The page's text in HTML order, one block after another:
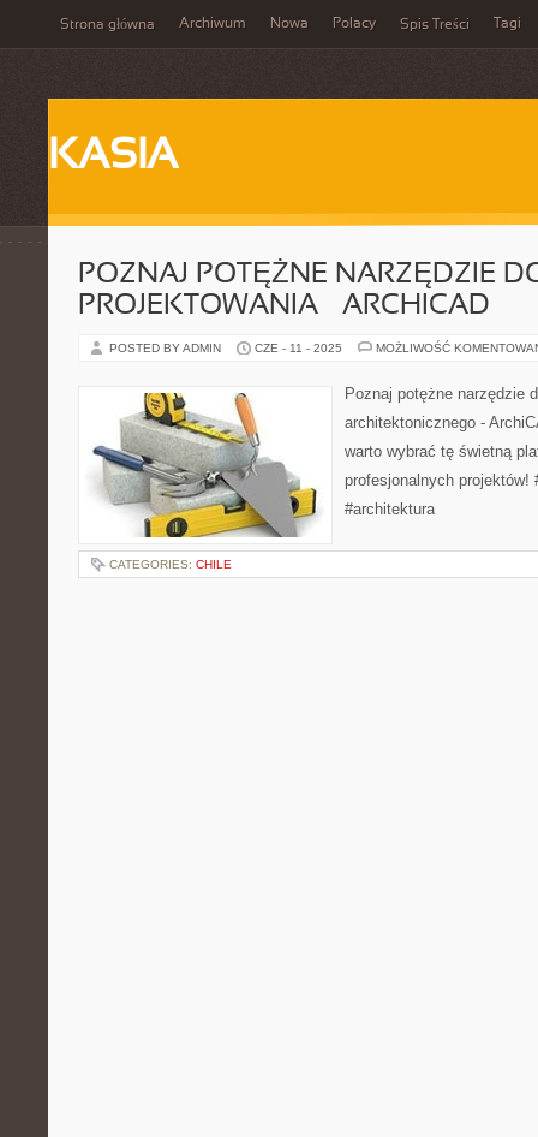
Strona główna Archiwum Nowa Polacy Spis Treści Tagi
KASIA
POZNAJ POTĘŻNE NARZĘDZIE
PROJEKTOWANIA – ARCHICAD
POSTED BY ADMIN CZE - 11 - 2025 MOŻLIWOŚĆ
Poznaj potężne narzędzie
architektonicznego -
warto wybrać tę świetną
profesjonalnych projektów!
#architektura
CATEGORIES: CHILE